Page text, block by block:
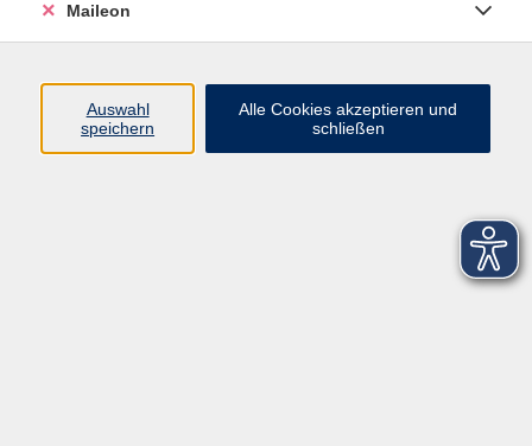
Maileon
Auswahl
speichern
Alle Cookies akzeptieren und
schließen